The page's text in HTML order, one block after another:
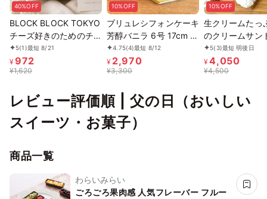
40%OFF
BLOCK BLOCK TOKYO
チーズ好きのためのチー
ズクリームサンドクッキ
ー
5(1)最短 8/21
¥972
¥1,620
10%OFF
ブリュレシフォンケーキ
芳醇バニラ 6号 17cm ギ
フトに最適
4.75(4)最短 8/12
¥ 2,970
¥3,300
10%OFF
生クリームたっ
のクリームサン
ン♡6個セット
5(3)最短 明後日
¥4,050
¥4,500
レビュー評価順 | 父の日（おいしい
スイーツ・お菓子）
商品一覧
わらいみらい
ごろごろ果肉感 人気フレーバー フルー